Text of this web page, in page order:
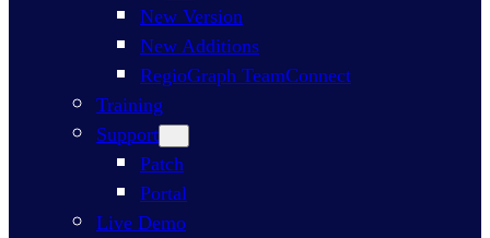
New Version
New Additions
RegioGraph TeamConnect
Training
Support
Patch
Portal
Live Demo